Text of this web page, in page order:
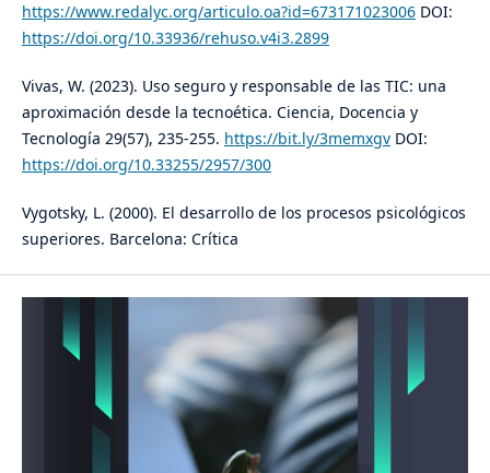
https://www.redalyc.org/articulo.oa?id=673171023006DOI:
https://doi.org/10.33936/rehuso.v4i3.2899
Vivas, W. (2023). Uso seguro y responsable de las TIC: una
aproximación desde la tecnoética. Ciencia, Docencia y
Tecnología 29(57), 235-255. https://bit.ly/3memxgvDOI:
https://doi.org/10.33255/2957/300
Vygotsky, L. (2000). El desarrollo de los procesos psicológicos
superiores. Barcelona: Crítica